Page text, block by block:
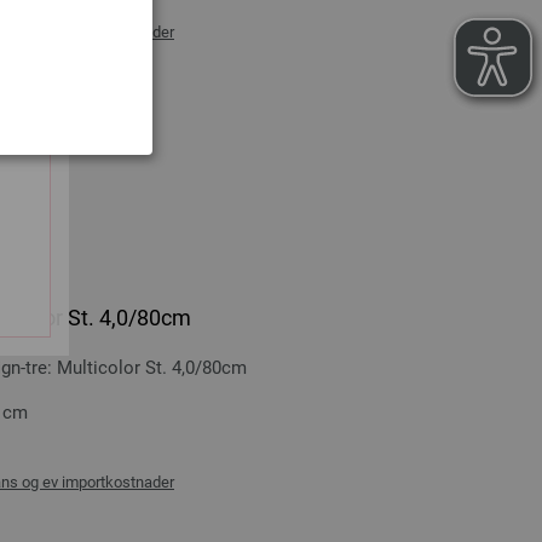
og ev importkostnader
St. 4,0/80cm
tre: Multicolor St. 4,0/80cm
og ev importkostnader